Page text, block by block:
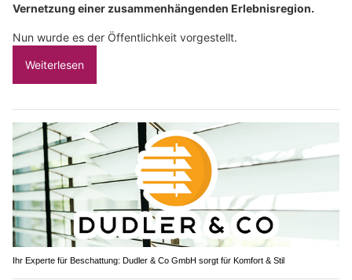
Vernetzung einer zusammenhängenden Erlebnisregion.
Nun wurde es der Öffentlichkeit vorgestellt.
Weiterlesen
Ihr Experte für Beschattung: Dudler & Co GmbH sorgt für Komfort & Stil